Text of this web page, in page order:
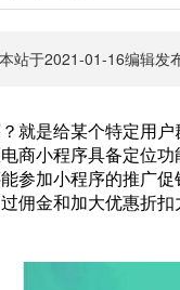
站于2021-01-16编辑发
就是给某个特定用
商小程序具备定位
参加小程序的推广
佣金和加大优惠折